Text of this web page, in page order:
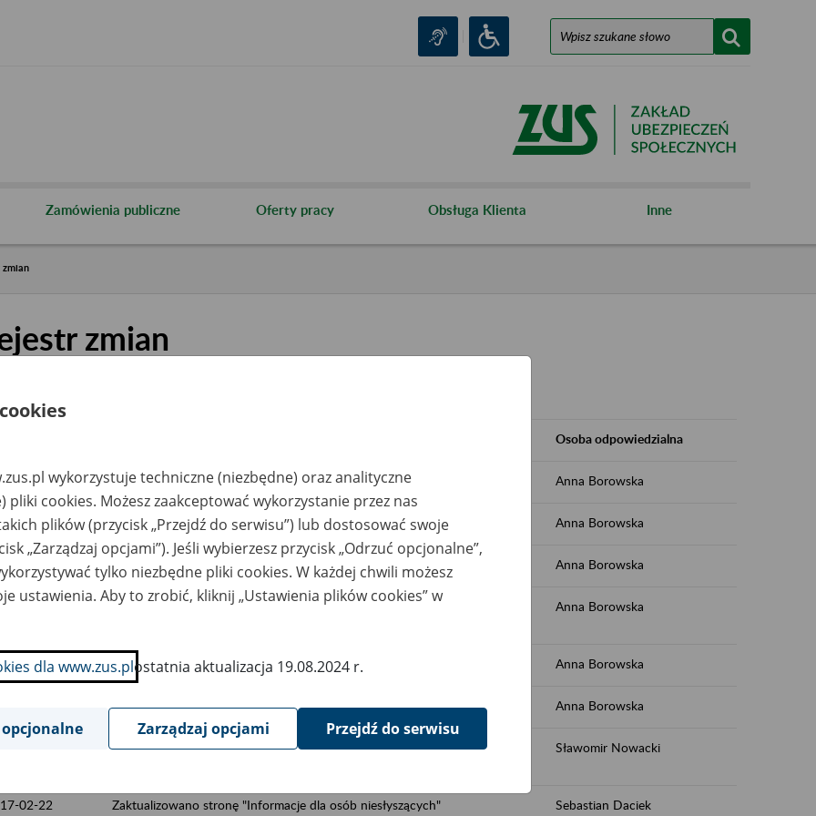
Zamówienia publiczne Oferty pracy Obsługa Klienta Inne
zmian
zmian
Osoba odpowiedzialna
06-2 Zaktualizowano stronę "Prezes Zakładu Ubezpieczeń Społecznych" Anna Borowska
06-2 Zaktualizowano stronę "Regulamin organizacyjny Zakładu" Anna Borowska
05-22 Zaktualizowano stronę "Prezes Zakładu Ubezpieczeń Społecznych" Anna Borowska
05-16
Zaktualizowano stronę "Wymagania dla oprogramowania interfejsowego -
Anna Borowska
04-3 Zaktualizowano stronę "Regulamin organizacyjny Zakładu" Anna Borowska
Zaktualizowano stronę "Prognozy"" Anna Borowska
Zaktualizowano stronę "Rejestr upoważnień i pełnomocnictw podpisanych
Sławomir Nowacki
02-22 Zaktualizowano stronę "Informacje dla osób niesłyszących" Sebastian Daciek
wykorzystuje techniczne (niezbędne) oraz analityczne
pliki cookies. Możesz zaakceptować wykorzystanie przez nas
plików (przycisk „Przejdź do serwisu”) lub dostosować swoje
„Zarządzaj opcjami”). Jeśli wybierzesz przycisk „Odrzuć opcjonalne”,
tylko niezbędne pliki cookies. W każdej chwili możesz
ustawienia. Aby to zrobić, kliknij „Ustawienia plików cookies” w
dla www.zus.plostatnia aktualizacja 19.08.2024 r.
Zarządzaj opcjami Przejdź do serwisu